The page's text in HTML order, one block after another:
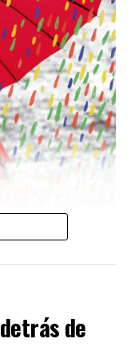
de